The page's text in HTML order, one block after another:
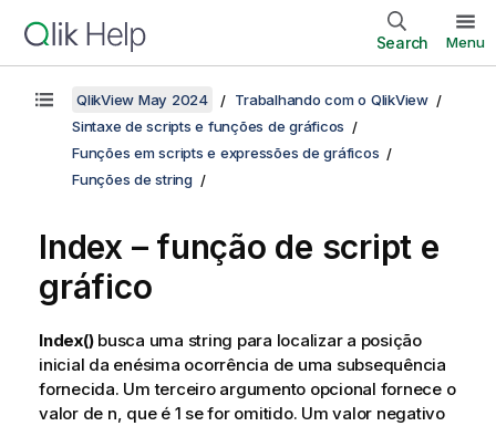
Search Menu
QlikView May 2024
Trabalhando com o QlikView
Sintaxe de scripts e funções de gráficos
Funções em scripts e expressões de gráficos
Funções de string
Index – função de script e
gráfico
Index()busca uma string para localizar a posição
inicial da enésima ocorrência de uma subsequência
fornecida. Um terceiro argumento opcional fornece o
valor de n, que é 1 se for omitido. Um valor negativo